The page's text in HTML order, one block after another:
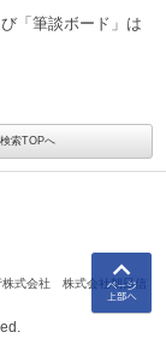
「筆談ボード」は
検索TOPへ
株式会社 株式会社朝日信